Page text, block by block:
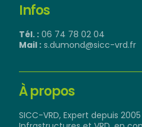
Infos
Tél. : 06 74 78 02 04
Mail : s.dumond@sicc-vrd.fr
À propos
SICC-VRD, Expert depuis